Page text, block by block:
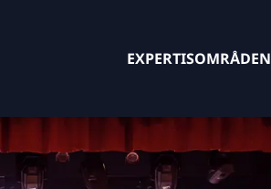
EXPERTISOMRÅDEN